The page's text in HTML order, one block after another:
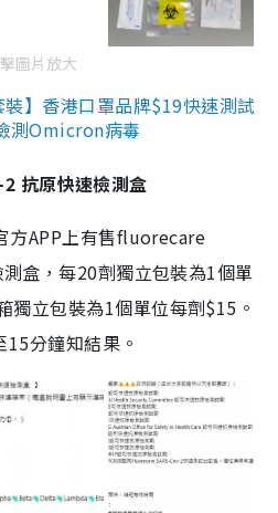
圖片放大
】香港口罩品牌$19快速測試
測Omicron病毒
抗原快速檢測盒
方APP上有售fluorecare
盒，每20劑獨立包裝為1個單
立包裝為1個單位每劑$15。
分鐘知結果。